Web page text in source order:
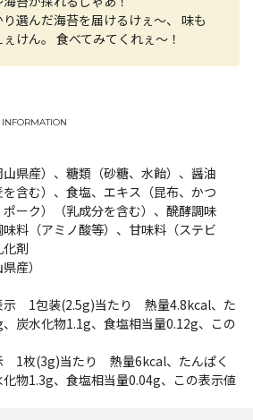
選んだ海苔を届けるけぇ～、 味も
けん。 食べてみてくれぇ～！
INFORMATION
山県産）、糖類（砂糖、水飴）、醤油
を含む）、食塩、エキス（昆布、かつ
ーク）（乳成分を含む）、醗酵調味
料（アミノ酸等）、甘味料（ステビ
剤
産）
示 1包装(2.5g)当たり 熱量4.8kcal、た
炭水化物1.1g、食塩相当量0.12g、この
1枚(3g)当たり 熱量6kcal、たんぱく
物1.3g、食塩相当量0.04g、この表示値